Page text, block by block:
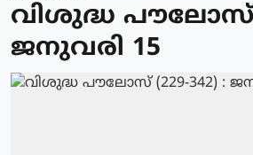
വിശുദ്ധ പൗലോസ്
ജനുവരി 15